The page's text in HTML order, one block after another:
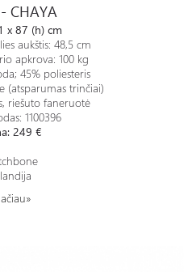
CHAYA
x 87 (h) cm
aukštis: 48,5 cm
apkrova: 100 kg
45% poliesteris
(atsparumas trinčiai)
riešuto faneruotė
1100396
249 €